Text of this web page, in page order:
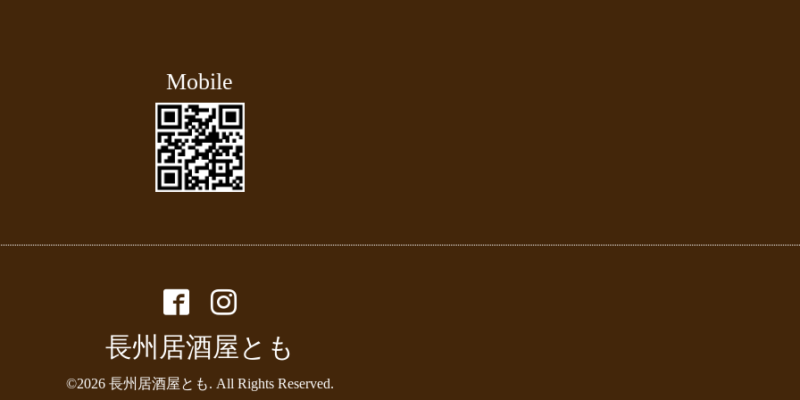
Mobile
長州居酒屋とも
©2026 長州居酒屋とも. All Rights Reserved.